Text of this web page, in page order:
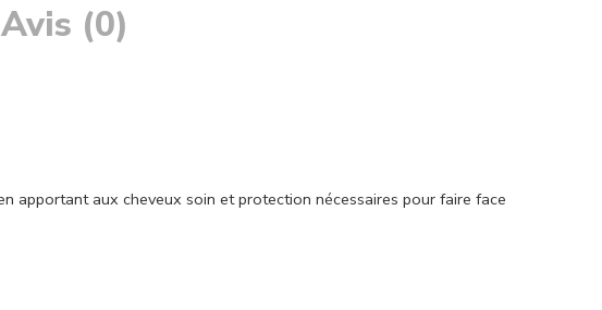
Avis (0)
apportant aux cheveux soin et protection nécessaires pour faire face